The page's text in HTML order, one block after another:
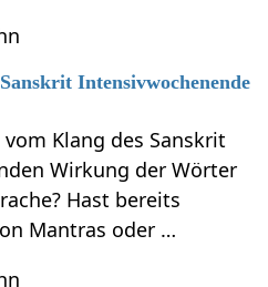
Intensivwochenende
Klang des Sanskrit
Wirkung der Wörter
Hast bereits
Mantras oder …